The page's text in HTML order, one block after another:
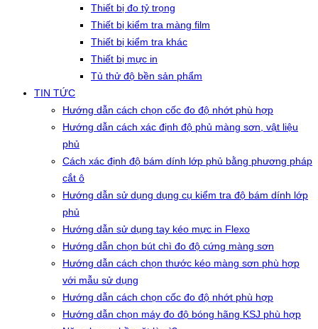
Thiết bị đo tỷ trọng
Thiết bị kiểm tra màng film
Thiết bị kiểm tra khác
Thiết bị mực in
Tủ thử độ bền sản phẩm
TIN TỨC
Hướng dẫn cách chọn cốc đo độ nhớt phù hợp
Hướng dẫn cách xác định độ phủ màng sơn, vật liệu
phủ
Cách xác định độ bám dính lớp phủ bằng phương pháp
cắt ô
Hướng dẫn sử dụng dụng cụ kiểm tra độ bám dính lớp
phủ
Hướng dẫn sử dụng tay kéo mực in Flexo
Hướng dẫn chọn bút chì đo độ cứng màng sơn
Hướng dẫn cách chọn thước kéo màng sơn phù hợp
với mẫu sử dụng
Hướng dẫn cách chọn cốc đo độ nhớt phù hợp
Hướng dẫn chọn máy đo độ bóng hãng KSJ phù hợp